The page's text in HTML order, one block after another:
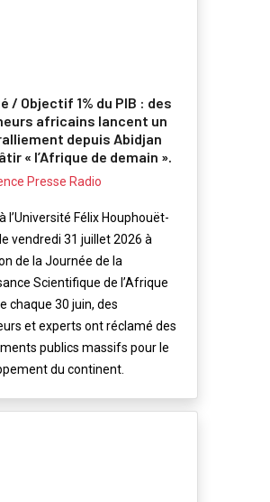
/ Objectif 1% du PIB : des
africains lancent un
depuis Abidjan
« l’Afrique de demain ».
Presse Radio
l’Université Félix Houphouët-
vendredi 31 juillet 2026 à
de la Journée de la
Scientifique de l’Afrique
chaque 30 juin, des
et experts ont réclamé des
publics massifs pour le
du continent.